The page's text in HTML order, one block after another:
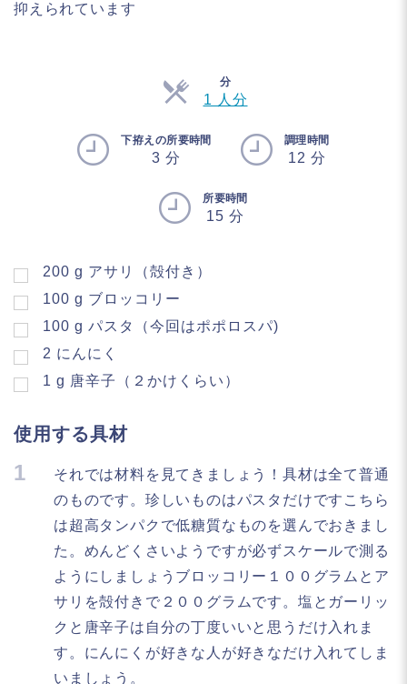
抑えられています
分
1 人分
分
下拵えの所要時間
3 分
調理時間
12 分
所要時間
15 分
200 g アサリ（殻付き）
100 g ブロッコリー
100 g パスタ（今回はポポロスパ)
2 にんにく
1 g 唐辛子（２かけくらい）
使用する具材
1
それでは材料を見てきましょう！具材は全て普通
のものです。珍しいものはパスタだけですこちら
は超高タンパクで低糖質なものを選んでおきまし
た。めんどくさいようですが必ずスケールで測る
ようにしましょうブロッコリー１００グラムとア
サリを殻付きで２００グラムです。塩とガーリッ
クと唐辛子は自分の丁度いいと思うだけ入れま
す。にんにくが好きな人が好きなだけ入れてしま
いましょう。